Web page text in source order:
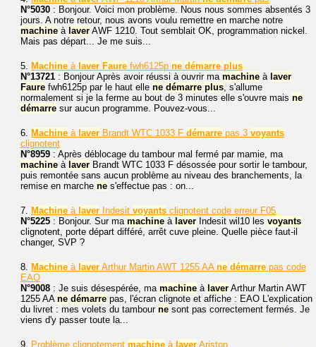
N°5030 : Bonjour. Voici mon problème. Nous nous sommes absentés 3
jours. A notre retour, nous avons voulu remettre en marche notre
machine à laver AWF 1210. Tout semblait OK, programmation nickel.
Mais pas départ... Je me suis...
5. Machine à laver Faure fwh6125p ne démarre plus
N°13721 : Bonjour Après avoir réussi à ouvrir ma machine à laver
Faure fwh6125p par le haut elle ne démarre plus, s'allume
normalement si je la ferme au bout de 3 minutes elle s'ouvre mais ne
démarre sur aucun programme. Pouvez-vous...
6. Machine à laver Brandt WTC 1033 F démarre pas 3 voyants
clignotent
N°8959 : Après déblocage du tambour mal fermé par mamie, ma
machine à laver Brandt WTC 1033 F désossée pour sortir le tambour,
puis remontée sans aucun problème au niveau des branchements, la
remise en marche ne s'effectue pas : on...
7. Machine à laver Indesit voyants clignotent code erreur F05
N°5225 : Bonjour. Sur ma machine à laver Indesit wil10 les voyants
clignotent, porte départ différé, arrêt cuve pleine. Quelle pièce faut-il
changer, SVP ?
8. Machine à laver Arthur Martin AWT 1255 AA ne démarre pas code
EAO
N°9008 : Je suis désespérée, ma machine à laver Arthur Martin AWT
1255 AA ne démarre pas, l'écran clignote et affiche : EAO L'explication
du livret : mes volets du tambour ne sont pas correctement fermés. Je
viens d'y passer toute la...
9. Problème clignotement machine à laver Ariston